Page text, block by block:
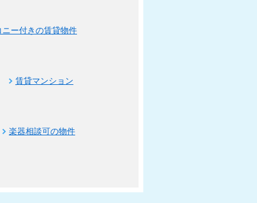
ー付きの賃貸物件
賃貸マンション
楽器相談可の物件